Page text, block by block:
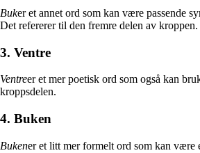
Buker et annet ord som kan være passende
Det refererer til den fremre delen av kroppen.
3. Ventre
Ventreer et mer poetisk ord som også kan
kroppsdelen.
4. Buken
Bukener et litt mer formelt ord som kan være